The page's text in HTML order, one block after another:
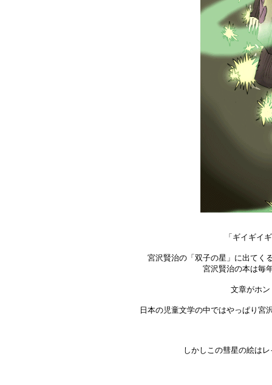
「ギイギイ
宮沢賢治の「双子の星」に出てく
宮沢賢治の本は毎
文章がホ
日本の児童文学の中ではやっぱり宮
しかしこの彗星の絵は